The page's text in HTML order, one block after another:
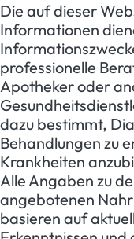
Die auf dieser
Informationen
professionelle
Apotheker oder
dazu bestimmt,
Behandlungen zu
Krankheiten
Alle Angaben zu
angebotenen
basieren auf